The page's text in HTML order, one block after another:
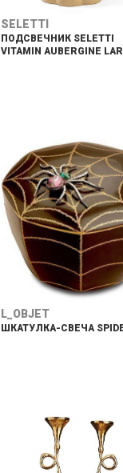
SELETTI
ПОДСВЕЧНИК SELETTI
VITAMIN AUBERGINE
L_OBJET
ШКАТУЛКА-СВЕЧА